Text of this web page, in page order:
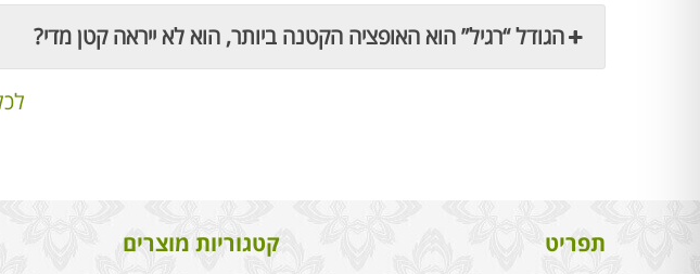
הגודל “רגיל” הוא האופציה הקטנה ביותר, הוא לא ייראה קטן מדי?
תפריט קטגוריות מוצרים